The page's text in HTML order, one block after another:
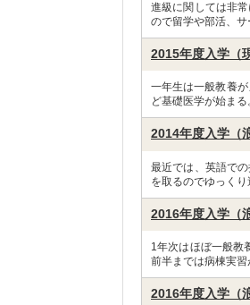
進級に関しては非
ので留学や部活、
2015年度入学（
一年生は一般教養
ど基礎医学が始ま
2014年度入学（
最近では、英語で
を取るのでゆっく
2016年度入学（
1年次はほぼ一般教
前半までは病棟実
2016年度入学（